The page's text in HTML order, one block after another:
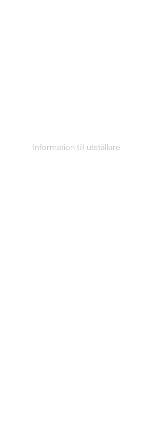
Information till utställare